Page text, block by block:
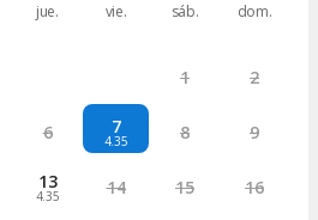
jue. vie. sáb. dom.
1 2
6 7
4.35 8 9
13
4.35 14 15 16